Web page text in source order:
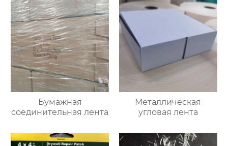
Бумажная
соединительная лента
Металлическая
угловая лента